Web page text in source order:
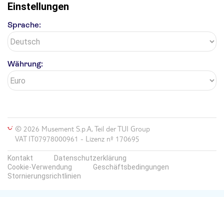
Einstellungen
Sprache:
Währung:
© 2026 Musement S.p.A, Teil der TUI Group
VAT IT07978000961 - Lizenz nº 170695
Kontakt
Datenschutzerklärung
Cookie-Verwendung
Geschäftsbedingungen
Stornierungsrichtlinien